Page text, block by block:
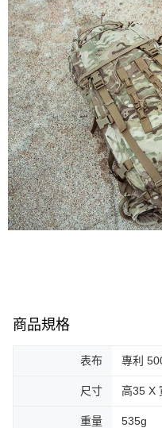
商品規格
表布 專利
尺寸 高35 X
重量 535g